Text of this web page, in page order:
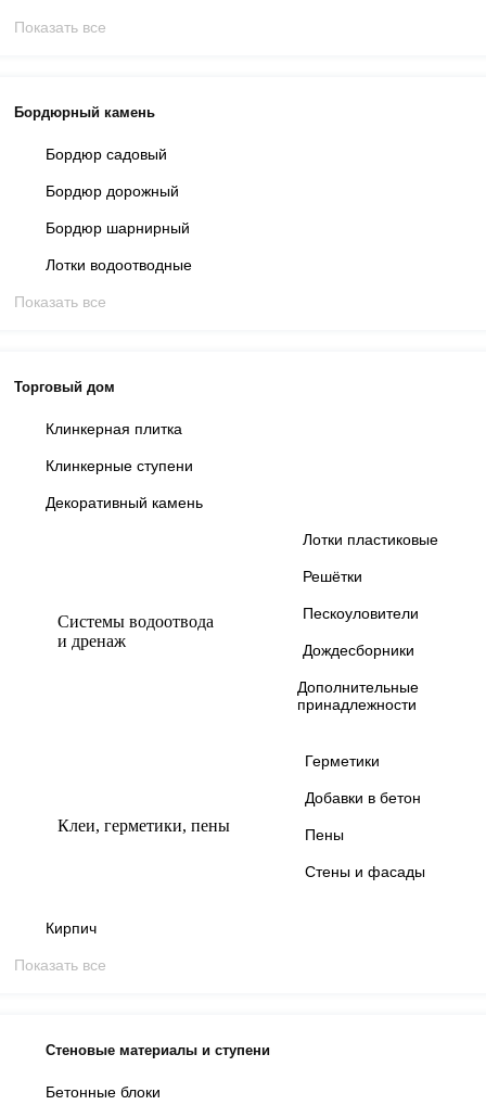
Показать все
Бордюрный камень
Бордюр садовый
Бордюр дорожный
Бордюр шарнирный
Лотки водоотводные
Показать все
Торговый дом
Клинкерная плитка
Клинкерные ступени
Декоративный камень
Системы водоотвода
и дренаж
Лотки пластиковые
Решётки
Пескоуловители
Дождесборники
Дополнительные
принадлежности
Клеи, герметики, пены
Герметики
Добавки в бетон
Пены
Стены и фасады
Кирпич
Показать все
Стеновые материалы и ступени
Бетонные блоки